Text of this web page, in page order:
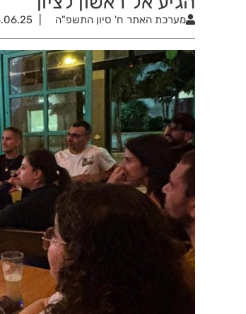
מערכת האתר ח' סיון התשפ"ה | 15:49